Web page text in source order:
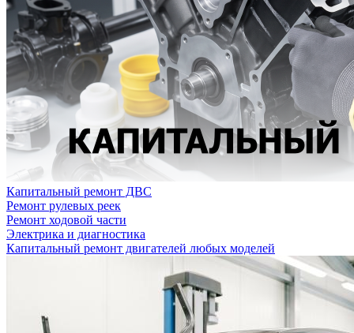
Капитальный ремонт ДВС
Ремонт рулевых реек
Ремонт ходовой части
Электрика и диагностика
Капитальный ремонт двигателей любых моделей